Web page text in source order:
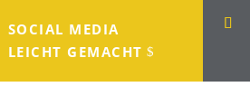
SOCIAL MEDIA
LEICHT GEMACHT